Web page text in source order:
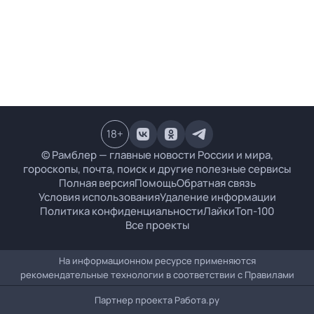
© Рамблер — главные новости России и мира,
гороскопы, почта, поиск и другие полезные сервисы
Полная версияПомощьОбратная связь
Условия использованияУдаление информации
Политика конфиденциальностиЛайкиТоп-100
Все проекты
18+
На информационном ресурсе применяются
рекомендательные технологии в соответствии с Правилами
Партнер проекта Работа.ру